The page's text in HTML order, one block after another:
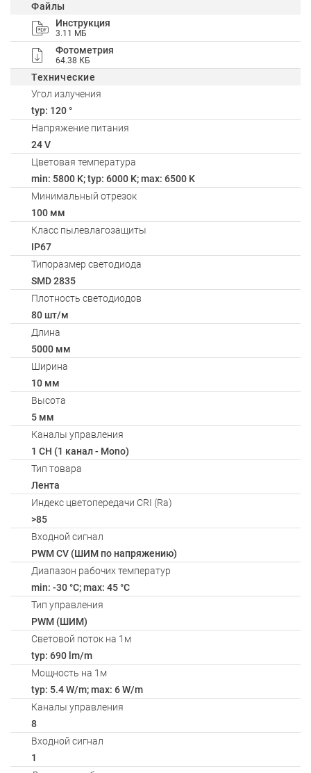
Файлы
Инструкция
3.11 МБ
Фотометрия
64.38 КБ
Технические
Угол излучения
typ: 120 °
Напряжение питания
24 V
Цветовая температура
min: 5800 K; typ: 6000 K; max: 6500 K
Минимальный отрезок
100 мм
Класс пылевлагозащиты
IP67
Типоразмер светодиода
SMD 2835
Плотность светодиодов
80 шт/м
Длина
5000 мм
Ширина
10 мм
Высота
5 мм
Каналы управления
1 CH (1 канал - Mono)
Тип товара
Лента
Индекс цветопередачи CRI (Ra)
>85
Входной сигнал
PWM СV (ШИМ по напряжению)
Диапазон рабочих температур
min: -30 °C; max: 45 °C
Тип управления
PWM (ШИМ)
Световой поток на 1м
typ: 690 lm/m
Мощность на 1м
typ: 5.4 W/m; max: 6 W/m
Каналы управления
8
Входной сигнал
1